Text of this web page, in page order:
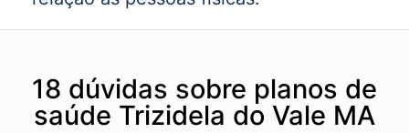
18 dúvidas sobre planos de
saúde Trizidela do Vale MA